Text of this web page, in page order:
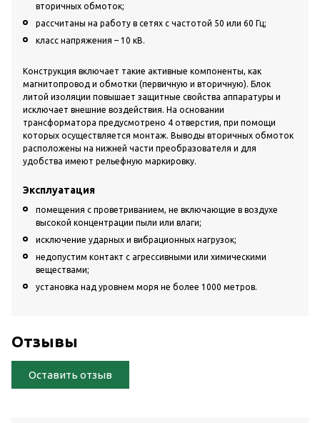
вторичных обмоток;
рассчитаны на работу в сетях с частотой 50 или 60 Гц;
класс напряжения – 10 кВ.
Конструкция включает такие активные компоненты, как
магнитопровод и обмотки (первичную и вторичную). Блок
литой изоляции повышает защитные свойства аппаратуры и
исключает внешние воздействия. На основании
трансформатора предусмотрено 4 отверстия, при помощи
которых осуществляется монтаж. Выводы вторичных обмоток
расположены на нижней части преобразователя и для
удобства имеют рельефную маркировку.
Эксплуатация
помещения с проветриванием, не включающие в воздухе
высокой концентрации пыли или влаги;
исключение ударных и вибрационных нагрузок;
недопустим контакт с агрессивными или химическими
веществами;
установка над уровнем моря не более 1000 метров.
Отзывы
Оставить отзыв